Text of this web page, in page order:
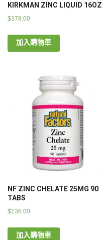
KIRKMAN ZINC LIQUID 16OZ
$378.00
加入購物車
NF ZINC CHELATE 25MG 90
TABS
$138.00
加入購物車